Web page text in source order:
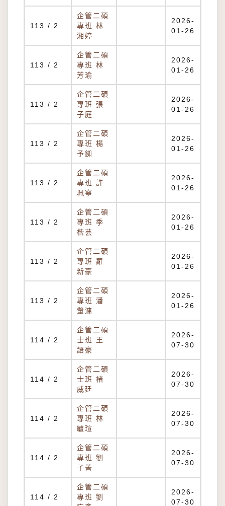
113 / 2
企管二碩
專班 林
湘婷
2026-
01-26
113 / 2
企管二碩
專班 林
芳瑜
2026-
01-26
113 / 2
企管二碩
專班 張
子庭
2026-
01-26
113 / 2
企管二碩
專班 楊
予銣
2026-
01-26
113 / 2
企管二碩
專班 許
珮寧
2026-
01-26
113 / 2
企管二碩
專班 季
楷芸
2026-
01-26
113 / 2
企管二碩
專班 羅
新豪
2026-
01-26
113 / 2
企管二碩
專班 潘
肇滽
2026-
01-26
114 / 2
企管二碩
士班 王
語豪
2026-
07-30
114 / 2
企管二碩
士班 褚
威廷
2026-
07-30
114 / 2
企管二碩
專班 林
毓瑄
2026-
07-30
114 / 2
企管二碩
專班 劉
子菁
2026-
07-30
114 / 2
企管二碩
專班 劉
2026-
07-30